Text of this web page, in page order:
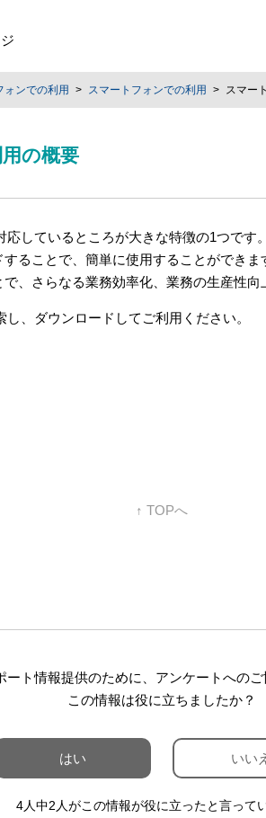
ォンでの利用 スマートフォンでの利用 スマー
の概要
しているところが大きな特徴の1つです。
ることで、簡単に使用することができま
、さらなる業務効率化、業務の生産性向
、ダウンロードしてご利用ください。
↑ TOPへ
ート情報提供のために、アンケートへのご
この情報は役に立ちましたか？
はい いいえ
4人中2人がこの情報が役に立ったと言って